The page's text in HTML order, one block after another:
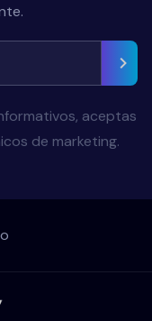
aceptas
de marketing.